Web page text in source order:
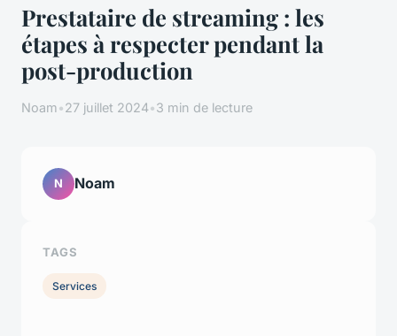
Prestataire de streaming : les
étapes à respecter pendant la
post-production
Noam•27 juillet 2024•3 min de lecture
N Noam
TAGS
Services